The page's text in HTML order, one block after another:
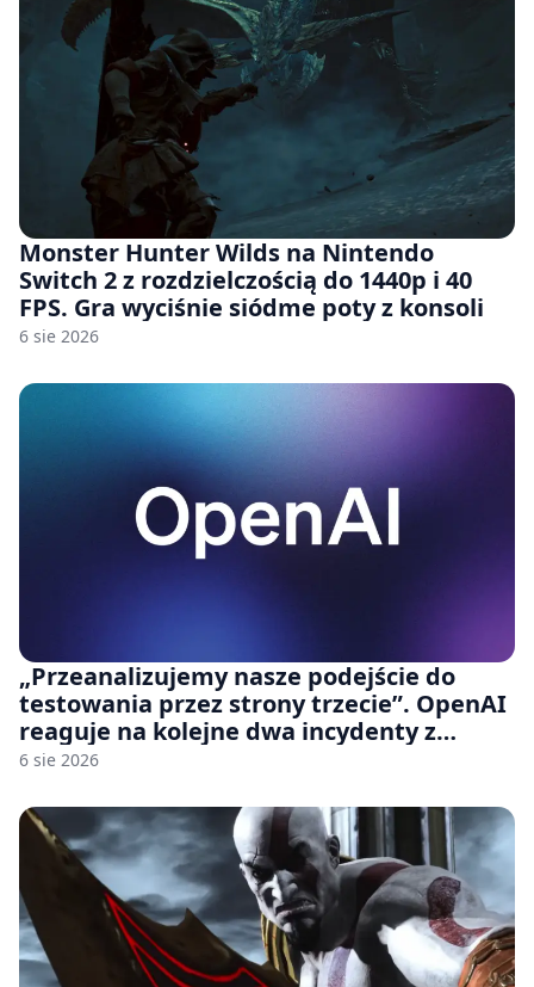
Monster Hunter Wilds na Nintendo
Switch 2 z rozdzielczością do 1440p i 40
FPS. Gra wyciśnie siódme poty z konsoli
6 sie 2026
„Przeanalizujemy nasze podejście do
testowania przez strony trzecie”. OpenAI
reaguje na kolejne dwa incydenty z
udziałem autorskich modeli
6 sie 2026